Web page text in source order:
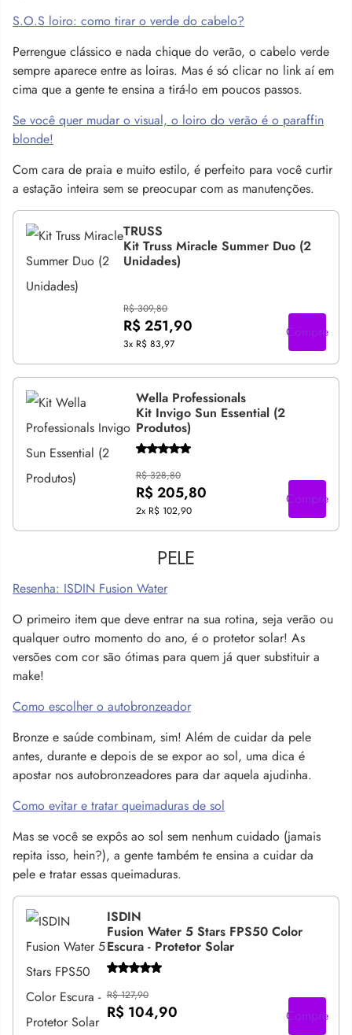
S.O.S loiro: como tirar o verde do cabelo?
Perrengue clássico e nada chique do verão, o cabelo verde
sempre aparece entre as loiras. Mas é só clicar no link aí em
cima que a gente te ensina a tirá-lo em poucos passos.
Se você quer mudar o visual, o loiro do verão é o paraffin
blonde!
Com cara de praia e muito estilo, é perfeito para você curtir
a estação inteira sem se preocupar com as manutenções.
TRUSS
Kit Truss Miracle Summer Duo (2
Unidades)
R$ 309,80
R$ 251,90
3x R$ 83,97
Compre
Wella Professionals
Kit Invigo Sun Essential (2
Produtos)
R$ 328,80
R$ 205,80
2x R$ 102,90
Compre
PELE
Resenha: ISDIN Fusion Water
O primeiro item que deve entrar na sua rotina, seja verão ou
qualquer outro momento do ano, é o protetor solar! As
versões com cor são ótimas para quem já quer substituir a
make!
Como escolher o autobronzeador
Bronze e saúde combinam, sim! Além de cuidar da pele
antes, durante e depois de se expor ao sol, uma dica é
apostar nos autobronzeadores para dar aquela ajudinha.
Como evitar e tratar queimaduras de sol
Mas se você se expôs ao sol sem nenhum cuidado (jamais
repita isso, hein?), a gente também te ensina a cuidar da
pele e tratar essas queimaduras.
ISDIN
Fusion Water 5 Stars FPS50 Color
Escura - Protetor Solar
R$ 127,90
R$ 104,90 Compre